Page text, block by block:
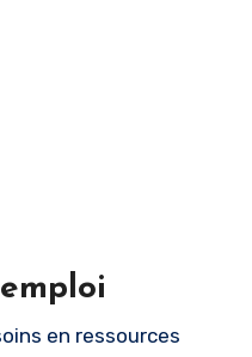
en ressources